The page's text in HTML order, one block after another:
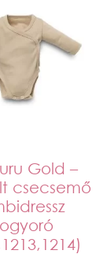
Gold –
csecsemő